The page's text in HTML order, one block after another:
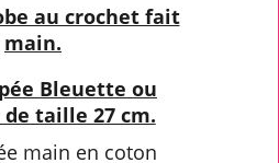
au crochet fait
main.
Bleuette ou
taille 27 cm.
main en coton